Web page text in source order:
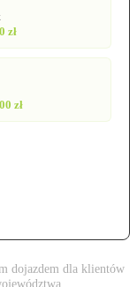
zł
zł
dojazdem dla klientów